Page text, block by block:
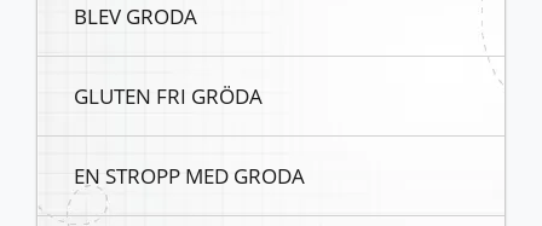
BLEV GRODA
GLUTEN FRI GRÖDA
EN STROPP MED GRODA